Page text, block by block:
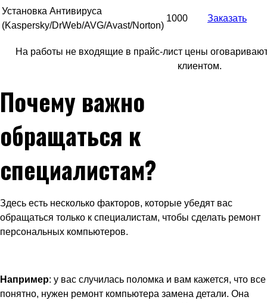
Установка Антивируса
(Kaspersky/DrWeb/AVG/Avast/Norton)
1000 Заказать
На работы не входящие в прайс-лист цены
клиентом.
Почему важно
обращаться к
специалистам?
Здесь есть несколько факторов, которые убедят вас
обращаться только к специалистам, чтобы сделать ремонт
персональных компьютеров.
Например: у вас случилась поломка и вам кажется, что все
понятно, нужен ремонт компьютера замена детали. Она